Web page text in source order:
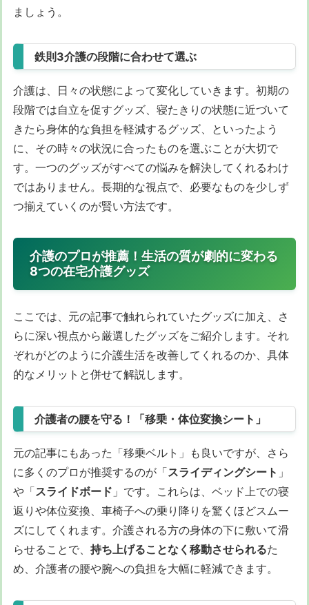
ましょう。
鉄則3介護の段階に合わせて選ぶ
介護は、日々の状態によって変化していきます。初期の
段階では自立を促すグッズ、寝たきりの状態に近づいて
きたら身体的な負担を軽減するグッズ、といったよう
に、その時々の状況に合ったものを選ぶことが大切で
す。一つのグッズがすべての悩みを解決してくれるわけ
ではありません。長期的な視点で、必要なものを少しず
つ揃えていくのが賢い方法です。
介護のプロが推薦！生活の質が劇的に変わる
8つの在宅介護グッズ
ここでは、元の記事で触れられていたグッズに加え、さ
らに深い視点から厳選したグッズをご紹介します。それ
ぞれがどのように介護生活を改善してくれるのか、具体
的なメリットと併せて解説します。
介護者の腰を守る！「移乗・体位変換シート」
元の記事にもあった「移乗ベルト」も良いですが、さら
に多くのプロが推奨するのが「スライディングシート 」
や「スライドボード 」です。これらは、ベッド上での寝
返りや体位変換、車椅子への乗り降りを驚くほどスムー
ズにしてくれます。介護される方の身体の下に敷いて滑
らせることで、 持ち上げることなく移動させられるた
め、介護者の腰や腕への負担を大幅に軽減できます。